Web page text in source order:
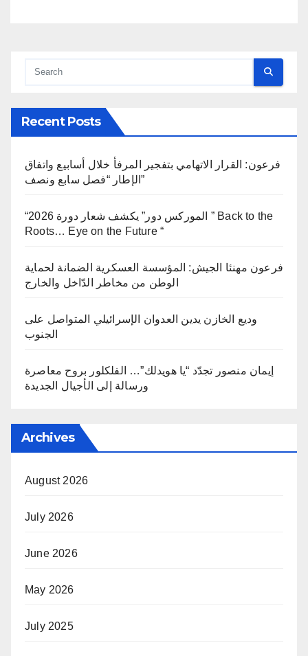
Recent Posts
فرعون: القرار الاتهامي بتفجير المرفأ خلال أسابيع واتفاق
الإطار “فصل سابع ونصف”
“الموركس دور” يكشف شعار دورة 2026 ” Back to the
Roots… Eye on the Future “
فرعون مهنئا الجيش: المؤسسة العسكرية الضمانة لحماية
الوطن من مخاطر الدّاخل والخارج
وديع الخازن يدين العدوان الإسرائيلي المتواصل على
الجنوب
إيمان منصور تجدّد “يا هويدلك”… الفلكلور بروح معاصرة
ورسالة إلى الأجيال الجديدة
Archives
August 2026
July 2026
June 2026
May 2026
July 2025